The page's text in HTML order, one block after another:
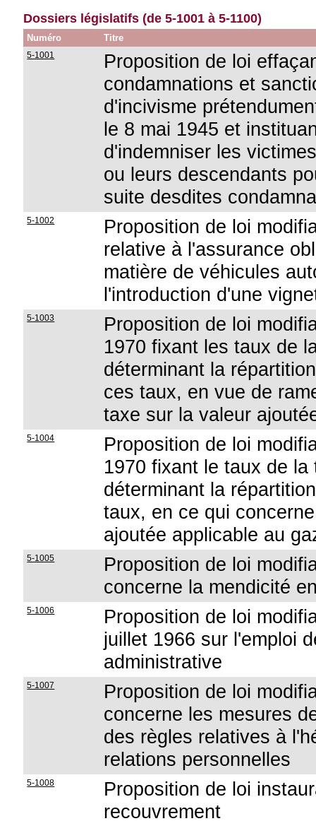
Dossiers législatifs (de 5-1001 à 5-1100)
Numéro Titre
5-1001
Proposition de loi
condamnations et
d'incivisme
le 8 mai 1945 et
d'indemniser les
ou leurs descendants
suite desdites
5-1002
Proposition de loi
relative à l'assurance
matière de véhicules
l'introduction d'une
5-1003
Proposition de loi
1970 fixant les taux de
déterminant la
ces taux, en vue de
taxe sur la valeur
5-1004
Proposition de loi
1970 fixant le taux de
déterminant la
taux, en ce qui
ajoutée applicable au
5-1005
Proposition de loi
concerne la mendicité
5-1006
Proposition de loi
juillet 1966 sur l'emploi
administrative
5-1007
Proposition de loi
concerne les mesures
des règles relatives à
relations personnelles
5-1008
Proposition de loi
recouvrement